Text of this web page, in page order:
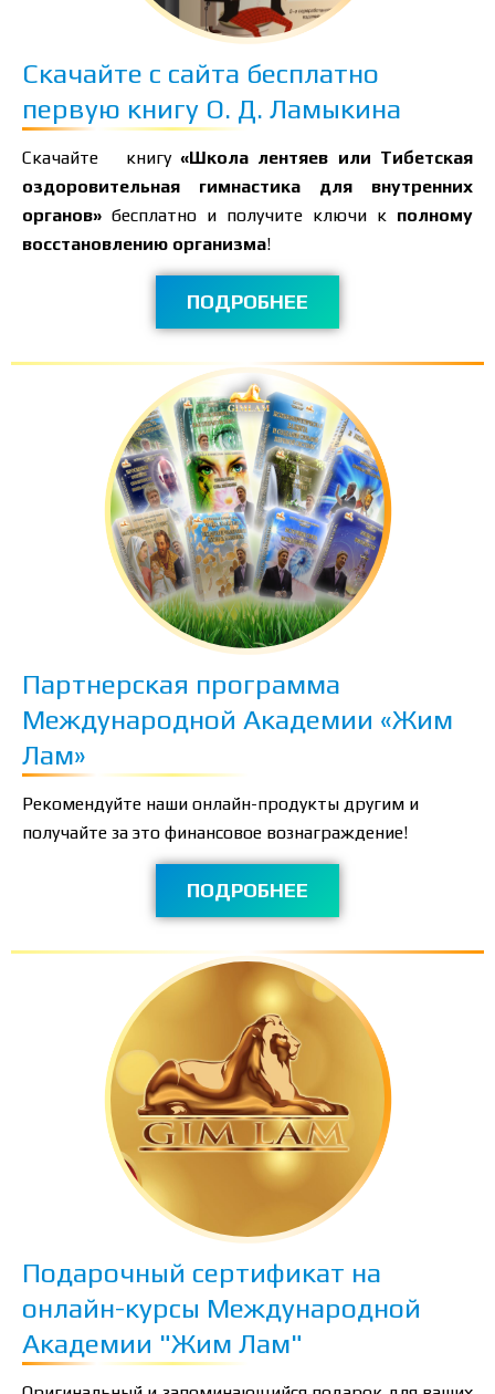
Скачайте с сайта бесплатно
первую книгу О. Д. Ламыкина
Скачайте книгу«Школа лентяев или Тибетская
оздоровительная гимнастика для внутренних
органов» бесплатно и получите ключи к полному
восстановлению организма!
ПОДРОБНЕЕ
Партнерская программа
Международной Академии «Жим
Лам»
Рекомендуйте наши онлайн-продукты другим и
получайте за это финансовое вознаграждение!
ПОДРОБНЕЕ
Подарочный сертификат на
онлайн-курсы Международной
Академии "Жим Лам"